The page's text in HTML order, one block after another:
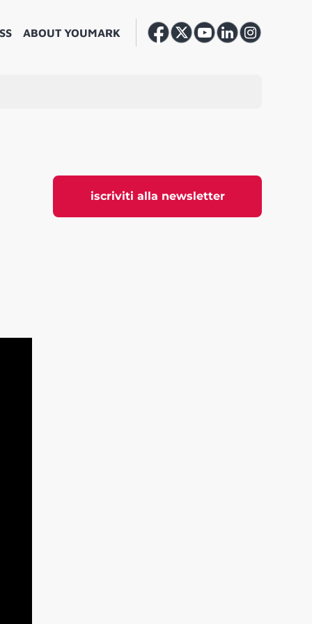
ABOUT YOUMARK
iscriviti alla newsletter